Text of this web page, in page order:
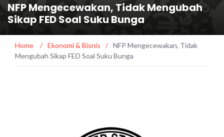
NFP Mengecewakan, Tidak Mengubah
Sikap FED Soal Suku Bunga
Home / Ekonomi & Bisnis / NFP Mengecewakan, Tidak
Mengubah Sikap FED Soal Suku Bunga